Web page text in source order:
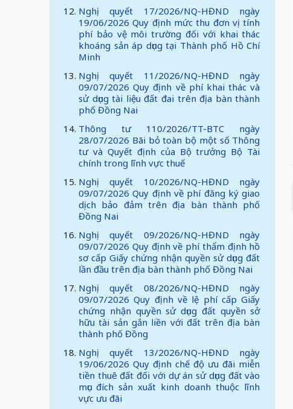
Nghị quyết 17/2026/NQ-HĐND ngày
19/06/2026 Quy định mức thu đơn vị tính
phí bảo vệ môi trường đối với khai thác
khoáng sản áp dụng tại Thành phố Hồ Chí
Minh
Nghị quyết 11/2026/NQ-HĐND ngày
09/07/2026 Quy định về phí khai thác và
sử dụng tài liệu đất đai trên địa bàn thành
phố Đồng Nai
Thông tư 110/2026/TT-BTC ngày
28/07/2026 Bãi bỏ toàn bộ một số Thông
tư và Quyết định của Bộ trưởng Bộ Tài
chính trong lĩnh vực thuế
Nghị quyết 10/2026/NQ-HĐND ngày
09/07/2026 Quy định về phí đăng ký giao
dịch bảo đảm trên địa bàn thành phố
Đồng Nai
Nghị quyết 09/2026/NQ-HĐND ngày
09/07/2026 Quy định về phí thẩm định hồ
sơ cấp Giấy chứng nhận quyền sử dụng đất
lần đầu trên địa bàn thành phố Đồng Nai
Nghị quyết 08/2026/NQ-HĐND ngày
09/07/2026 Quy định về lệ phí cấp Giấy
chứng nhận quyền sử dụng đất quyền sở
hữu tài sản gắn liền với đất trên địa bàn
thành phố Đồng
Nghị quyết 13/2026/NQ-HĐND ngày
19/06/2026 Quy định chế độ ưu đãi miễn
tiền thuê đất đối với dự án sử dụng đất vào
mục đích sản xuất kinh doanh thuộc lĩnh
vực ưu đãi